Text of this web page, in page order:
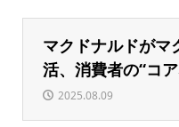
マクドナルドがマ
活、消費者の“コ
2025.08.09